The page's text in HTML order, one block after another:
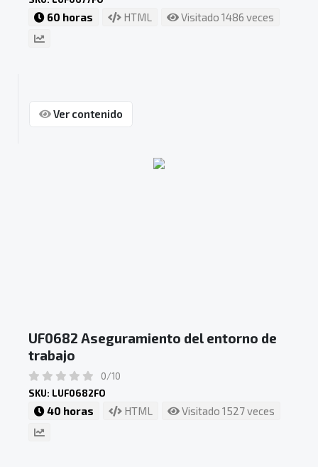
60 horas HTML Visitado 1486 veces
Ver contenido
UF0682 Aseguramiento del entorno de
trabajo
0/10
SKU: LUF0682FO
40 horas HTML Visitado 1527 veces